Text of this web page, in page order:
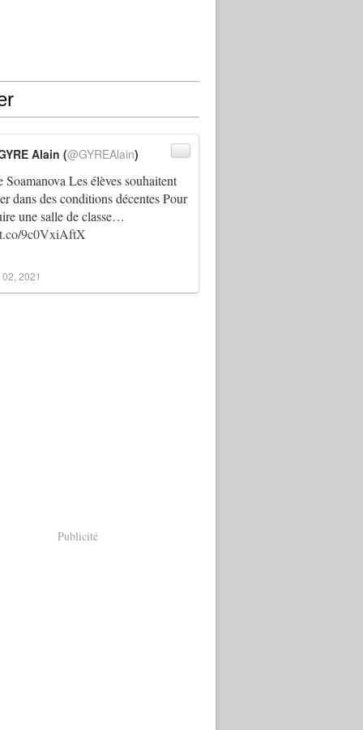
Soamanova Les élèves souhaitent
dans des conditions décentes Pour
une salle de classe…
9c0VxiAftX
Alain (@GYREAlain)
2021
Publicité